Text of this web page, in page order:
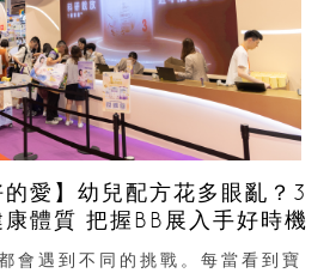
的愛】幼兒配方花多眼亂？3
體質 把握BB展入手好時機
會遇到不同的挑戰。每當看到寶